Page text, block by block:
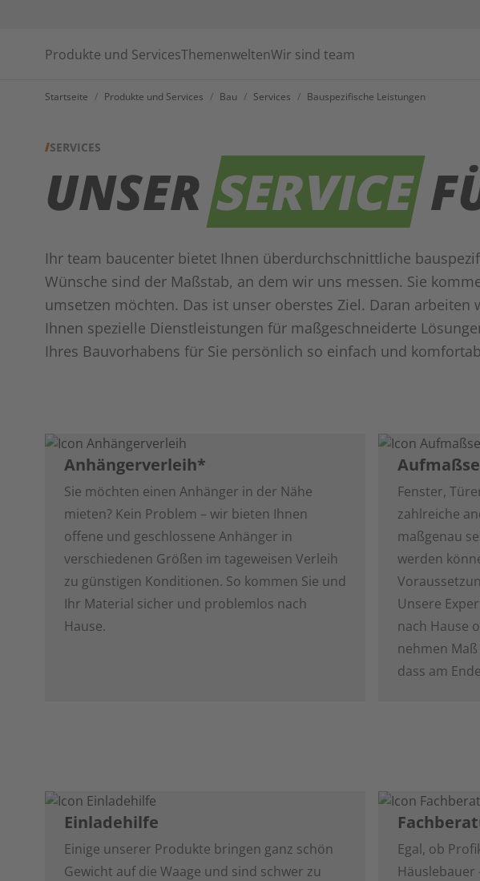
Produkte und ServicesThemenweltenWir sind team
Startseite / Produkte und Services / Bau / Services / Bauspezifische Leistungen
SERVICES
UNSERSERVICE
Ihr team baucenter bietet Ihnen überdurchschnittliche
Wünsche sind der Maßstab, an dem wir uns messen. Sie
umsetzen möchten. Das ist unser oberstes Ziel. Daran
Ihnen spezielle Dienstleistungen für maßgeschneiderte
Ihres Bauvorhabens für Sie persönlich so einfach und
Anhängerverleih*
Sie möchten einen Anhänger in der Nähe
mieten? Kein Problem – wir bieten Ihnen
offene und geschlossene Anhänger in
verschiedenen Größen im tageweisen Verleih
zu günstigen Konditionen. So kommen Sie und
Ihr Material sicher und problemlos nach
Hause.
Fenster,
zahlreiche
maßgenau
werden
Unsere
nach Hause
nehmen
dass am
Einladehilfe
Einige unserer Produkte bringen ganz schön
Gewicht auf die Waage und sind schwer zu
Egal, ob